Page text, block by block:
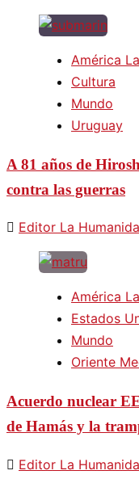
América
Cultura
Mundo
Uruguay
A 81 años de
contra las guerras
Editor La
América
Estados
Mundo
Oriente
Acuerdo nuclear
de Hamás y la
Editor La